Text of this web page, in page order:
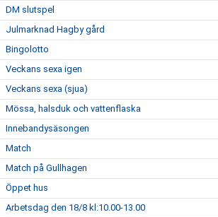
DM slutspel
Julmarknad Hagby gård
Bingolotto
Veckans sexa igen
Veckans sexa (sjua)
Mössa, halsduk och vattenflaska
Innebandysäsongen
Match
Match på Gullhagen
Öppet hus
Arbetsdag den 18/8 kl:10.00-13.00